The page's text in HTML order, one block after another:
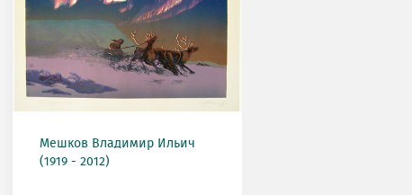
Мешков Владимир Ильич
(1919 - 2012)